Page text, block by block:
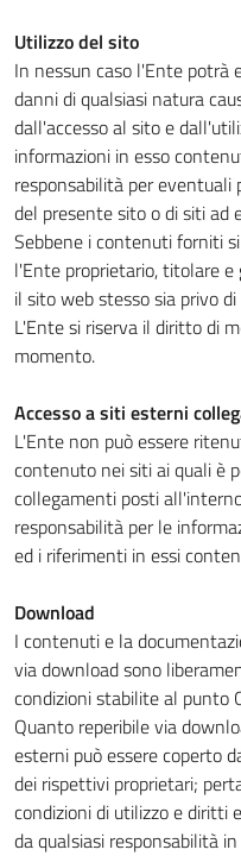
Utilizzo del sito
In nessun caso l'Ente potrà
danni di qualsiasi natura
dall'accesso al sito e
informazioni in esso
responsabilità per
del presente sito o di siti ad
Sebbene i contenuti forniti
l'Ente proprietario, titolare
il sito web stesso sia privo
L'Ente si riserva il diritto di
momento.
Accesso a siti esterni
L'Ente non può essere
contenuto nei siti ai quali è
collegamenti posti
responsabilità per le
ed i riferimenti in essi
Download
I contenuti e la
via download sono
condizioni stabilite al punto
Quanto reperibile via
esterni può essere coperto
dei rispettivi proprietari;
condizioni di utilizzo e diritti
da qualsiasi responsabilità